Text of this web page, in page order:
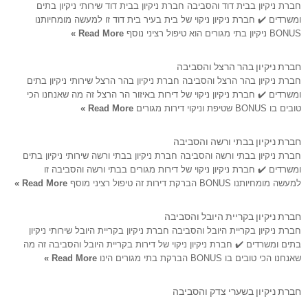
חברת ניקיון בבית דוד והסביבה חברת ניקיון בבית דוד שירותי ניקיון בתים
ומשרדים ✔️ חברת ניקיון ניקוי של בית בעיר בית דוד זו למעשה מומחיותנו
BONUS ניקיון בתי מגורים הוא טיפול רציני נוסף
Read More »
חברת ניקיון בהר הרצל והסביבה
חברת ניקיון בהר הרצל והסביבה חברת ניקיון בהר הרצל שירותי ניקיון בתים
ומשרדים ✔️ חברת ניקיון ניקוי של דירות באיזור הר הרצל זה מה שאנחנו הכי
טובים בו BONUS שטיפת וניקוי דירות מגורים
Read More »
חברת ניקיון בבתי ורשה והסביבה
חברת ניקיון בבתי ורשה והסביבה חברת ניקיון בבתי ורשה שירותי ניקיון בתים
ומשרדים ✔️ חברת ניקיון ניקוי של דירות מגורים בבתי ורשה והסביבה זו
למעשה מומחיותנו BONUS הברקת דירות זה טיפול רציני מוסף
Read More »
חברת ניקיון בקריית היובל והסביבה
חברת ניקיון בקריית היובל והסביבה חברת ניקיון בקריית היובל שירותי ניקיון
בתים ומשרדים ✔️ חברת ניקיון ניקוי של דירות בקריית היובל והסביבה זה מה
שאנחנו הכי טובים בו BONUS הברקת בתי מגורים הינו
Read More »
חברת ניקיון בשערי צדק והסביבה